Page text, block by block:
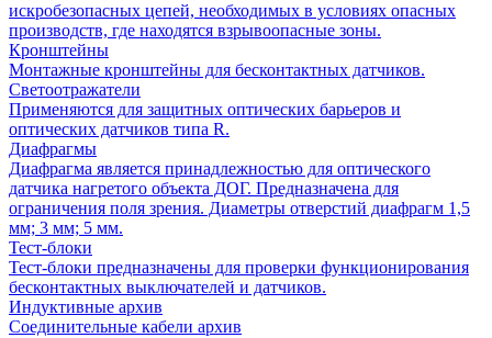
искробезопасных цепей, необходимых в условиях опасных
производств, где находятся взрывоопасные зоны.
Кронштейны
Монтажные кронштейны для бесконтактных датчиков.
Светоотражатели
Применяются для защитных оптических барьеров и
оптических датчиков типа R.
Диафрагмы
Диафрагма является принадлежностью для оптического
датчика нагретого объекта ДОГ. Предназначена для
ограничения поля зрения. Диаметры отверстий диафрагм 1,5
мм; 3 мм; 5 мм.
Тест-блоки
Тест-блоки предназначены для проверки функционирования
бесконтактных выключателей и датчиков.
Индуктивные архив
Соединительные кабели архив